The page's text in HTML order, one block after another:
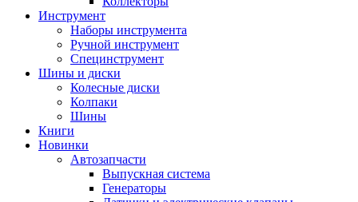
Инструмент
Наборы инструмента
Ручной инструмент
Специнструмент
Шины и диски
Колесные диски
Колпаки
Шины
Книги
Новинки
Автозапчасти
Выпускная система
Генераторы